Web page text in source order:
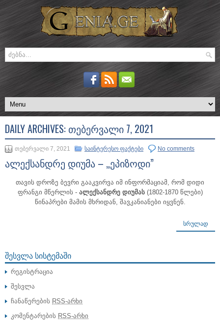
DAILY ARCHIVES: ᲗᲔᲑᲔᲠᲕᲐᲚᲘ 7, 2021
თებერვალი 7, 2021 საინტერესო ფაქტები No comments
ალექსანდრე დიუმა – „ეპიზოდი”
თავის დროზე ბევრი გააკვირვა იმ ინფორმაციამ, რომ დიდი
ფრანგი მწერლის -ალექსანდრე დიუმას(1802-1870 წლები)
წინაპრები მამის მხრიდან, შავკანიანები იყვნენ.
ᲡᲠᲣᲚᲐᲓ
ᲨᲔᲡᲕᲚᲐ ᲡᲘᲡᲢᲔᲛᲐᲨᲘ
რეგისტრაცია
შესვლა
ჩანაწერების RSS-არხი
კომენტარების RSS-არხი